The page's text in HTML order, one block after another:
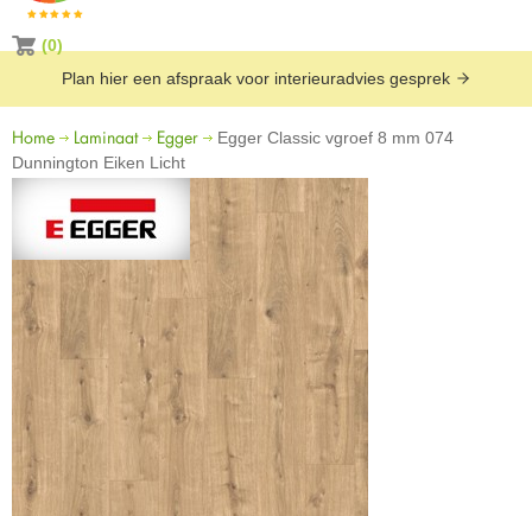
(0)
Plan hier een afspraak voor interieuradvies gesprek
Home Laminaat Egger
Egger Classic vgroef 8 mm 074
Dunnington Eiken Licht